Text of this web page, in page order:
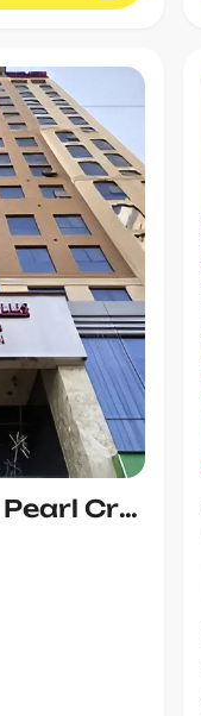
Best Western Plus Pearl Creek